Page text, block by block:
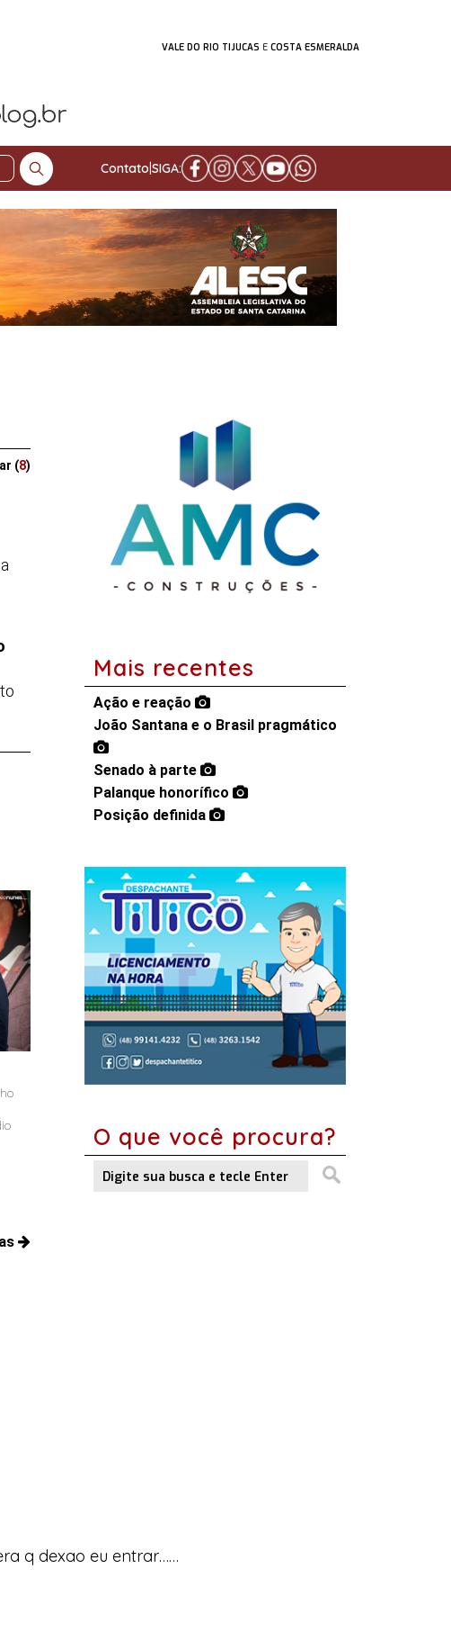
VALE DO RIO TIJUCAS E COSTA ESMERALDA
Contato SIGA:
(8)
Mais recentes
Ação e reação
João Santana e o Brasil pragmático
Senado à parte
Palanque honorífico
Posição definida
O que você procura?
q dexao eu entrar……